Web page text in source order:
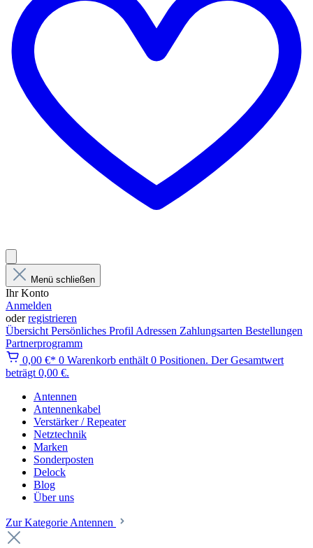
Menü schließen
Ihr Konto
Anmelden
oderregistrieren
Übersicht Persönliches Profil Adressen Zahlungsarten Bestellungen
Partnerprogramm
0,00 €* 0 Warenkorb enthält 0 Positionen. Der Gesamtwert
beträgt 0,00 €.
Antennen
Antennenkabel
Verstärker / Repeater
Netztechnik
Marken
Sonderposten
Delock
Blog
Über uns
Zur Kategorie Antennen